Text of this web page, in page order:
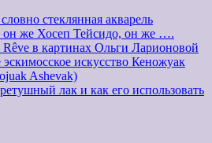
стеклянная акварель
он же Хосеп Тейсидо, он же ….
Rêve в картинах Ольги Ларионовой
искусство Кеножуак
Ashevak)
лак и как его использовать